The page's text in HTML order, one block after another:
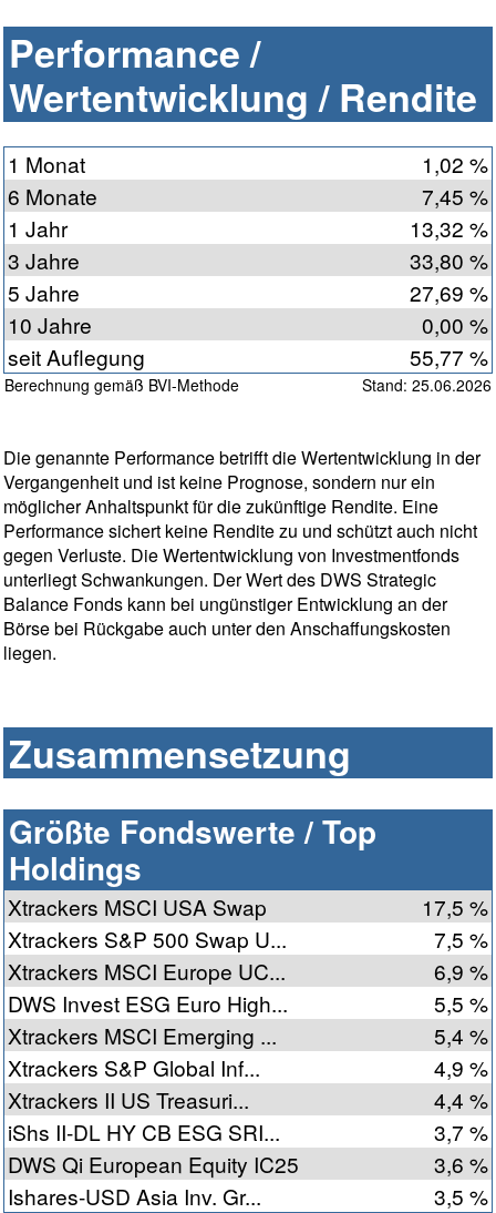
Performance /
Wertentwicklung / Rendite
1 Monat
1,02 %
6 Monate
7,45 %
1 Jahr
13,32 %
3 Jahre
33,80 %
5 Jahre
27,69 %
10 Jahre
0,00 %
seit Auflegung
55,77 %
Berechnung gemäß BVI-Methode Stand: 25.06.2026
Die genannte Performance betrifft die Wertentwicklung in der
Vergangenheit und ist keine Prognose, sondern nur ein
möglicher Anhaltspunkt für die zukünftige Rendite. Eine
Performance sichert keine Rendite zu und schützt auch nicht
gegen Verluste. Die Wertentwicklung von Investmentfonds
unterliegt Schwankungen. Der Wert des DWS Strategic
Balance Fonds kann bei ungünstiger Entwicklung an der
Börse bei Rückgabe auch unter den Anschaffungskosten
liegen.
Zusammensetzung
Größte Fondswerte / Top
Holdings
Xtrackers MSCI USA Swap
17,5 %
Xtrackers S&P 500 Swap U...
7,5 %
Xtrackers MSCI Europe UC...
6,9 %
DWS Invest ESG Euro High...
5,5 %
Xtrackers MSCI Emerging ...
5,4 %
Xtrackers S&P Global Inf...
4,9 %
Xtrackers II US Treasuri...
4,4 %
iShs II-DL HY CB ESG SRI...
3,7 %
DWS Qi European Equity IC25
3,6 %
Ishares-USD Asia Inv. Gr...
3,5 %